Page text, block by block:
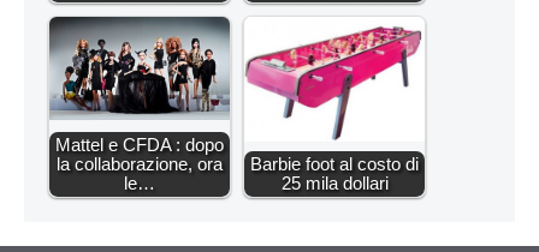
Mattel e CFDA : dopo
la collaborazione, ora
le…
Barbie foot al costo di
25 mila dollari